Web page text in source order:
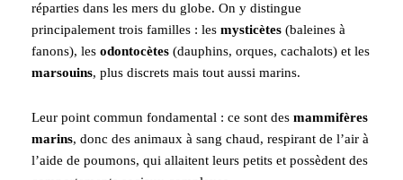
réparties dans les mers du globe. On y distingue
principalement trois familles : les mysticètes (baleines à
fanons), les odontocètes (dauphins, orques, cachalots) et les
marsouins, plus discrets mais tout aussi marins.
Leur point commun fondamental : ce sont des mammifères
marins, donc des animaux à sang chaud, respirant de l’air à
l’aide de poumons, qui allaitent leurs petits et possèdent des